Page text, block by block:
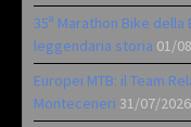
35ª Marathon Bike
leggendaria storia 01/
Europei MTB: il Team
Monteceneri 31/07/2026